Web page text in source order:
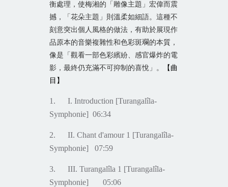
衡處理，使梅湘的「雕像主題」宏偉而震
撼，「花朵主題」則溫柔如細語。這種不
刻意突出個人風格的做法，有助於展現作
品原本的音樂複雜性和色彩斑斕的本質，
像是「觀看一部色彩繽紛、感官爆炸的電
影，最終仍充滿不可抑制的喜悅」。
【曲
目 】
1. I. Introduction [Turangalîla-
Symphonie] 06:34
2. II. Chant d'amour 1 [Turangalîla-
Symphonie] 07:59
3. III. Turangalîla 1 [Turangalîla-
Symphonie] 05:06